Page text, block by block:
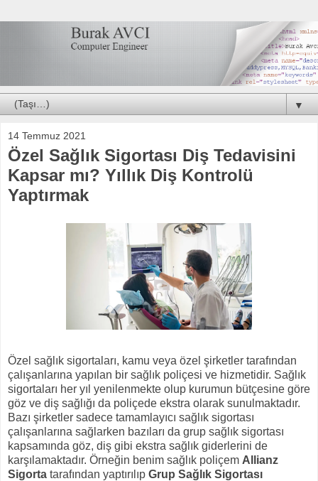
▼
14 Temmuz 2021
Özel Sağlık Sigortası Diş Tedavisini
Kapsar mı? Yıllık Diş Kontrolü
Yaptırmak
Özel sağlık sigortaları, kamu veya özel şirketler tarafından
çalışanlarına yapılan bir sağlık poliçesi ve hizmetidir. Sağlık
sigortaları her yıl yenilenmekte olup kurumun bütçesine göre
göz ve diş sağlığı da poliçede ekstra olarak sunulmaktadır.
Bazı şirketler sadece tamamlayıcı sağlık sigortası
çalışanlarına sağlarken bazıları da grup sağlık sigortası
kapsamında göz, diş gibi ekstra sağlık giderlerini de
karşılamaktadır. Örneğin benim sağlık poliçem Allianz
Sigorta tarafından yaptırılıp Grup Sağlık Sigortası